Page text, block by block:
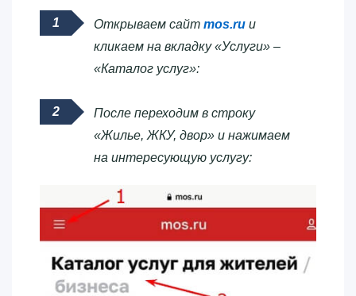
Открываем сайт mos.ru и
кликаем на вкладку «Услуги» –
«Каталог услуг»:
После переходим в строку
«Жилье, ЖКУ, двор» и нажимаем
на интересующую услугу: